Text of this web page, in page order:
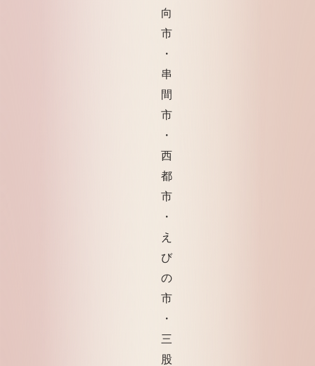
向
市
・
串
間
市
・
西
都
市
・
え
び
の
市
・
三
股